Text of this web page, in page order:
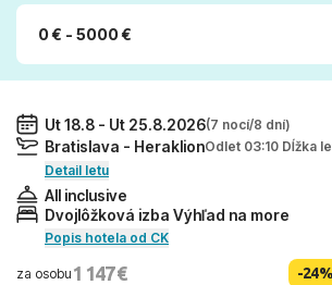
0 € - 5000 €
Ut 18.8 - Ut 25.8.2026(7 nocí/8 dní)
Bratislava - HeraklionOdlet 03:10 Dĺžka
Detail letu
All inclusive
Dvojlôžková izba Výhľad na more
Popis hotela od CK
za osobu 1 147 € -24%